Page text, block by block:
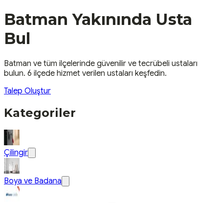
Batman Yakınında Usta
Bul
Batman ve tüm ilçelerinde güvenilir ve tecrübeli ustaları
bulun. 6 ilçede hizmet verilen ustaları keşfedin.
Talep Oluştur
Kategoriler
Çilingir
Boya ve Badana